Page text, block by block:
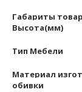
Габариты
Высота(мм)
Тип Мебели
Материал
обивки